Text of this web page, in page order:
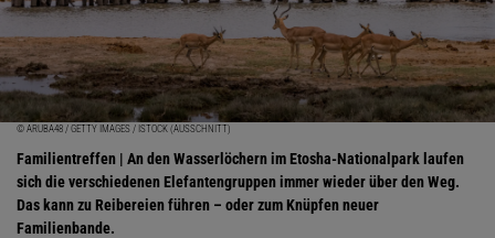
© ARUBA48 / GETTY IMAGES / ISTOCK (AUSSCHNITT)
Familientreffen | An den Wasserlöchern im Etosha-Nationalpark laufen
sich die verschiedenen Elefantengruppen immer wieder über den Weg.
Das kann zu Reibereien führen – oder zum Knüpfen neuer
Familienbande.